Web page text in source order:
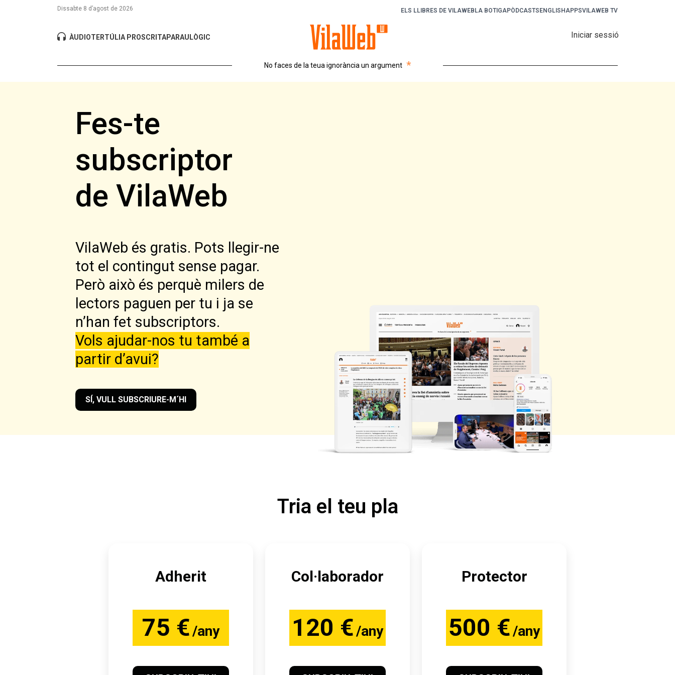
Dissabte 8 d’agost de 2026 ELS LLIBRES DE VILAWEB LA BOTIGAPÒDCASTS ENGLISHAPPSVILAWEB TV
ÀUDIOTERTÚLIA PROSCRITAPARAULÒGIC
No faces de la teua ignorància un argument *
Iniciar sessió
Fes-te
subscriptor
de VilaWeb
VilaWeb és gratis. Pots llegir-ne
tot el contingut sense pagar.
Però això és perquè milers de
lectors paguen per tu i ja se
n’han fet subscriptors.
Vols ajudar-nos tu també a
partir d’avui?
SÍ, VULL SUBSCRIURE-M´HI
Tria el teu pla
Adherit
75 €/any
Col·laborador
120 €/any
Protector
500 €/any